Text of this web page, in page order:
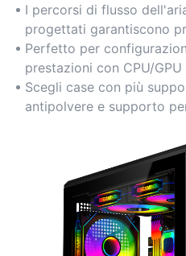
I percorsi di flusso
progettati garantiscono
nonostante le dimensioni
Perfetto per
prestazioni con CPU/
una dissipazione del
Scegli case con più
antipolvere e supporto